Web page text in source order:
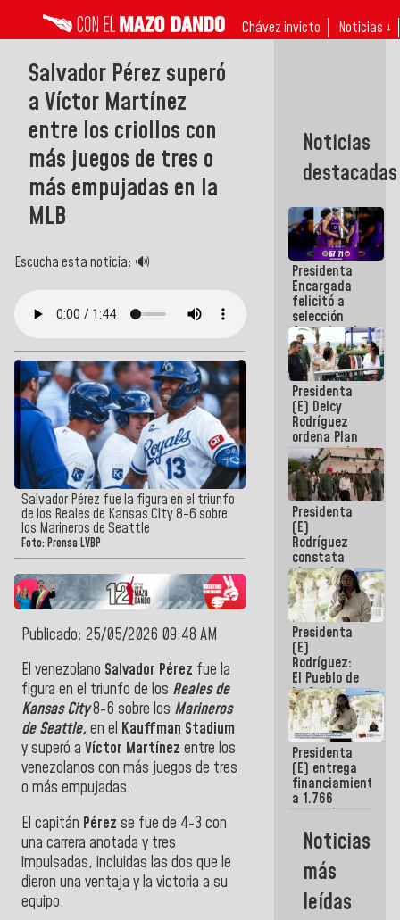
Chávez invicto Noticias ↓
Salvador Pérez superó
a Víctor Martínez
entre los criollos con
más juegos de tres o
más empujadas en la
MLB
Escucha esta noticia: 🔊
Salvador Pérez fue la figura en el triunfo
de los Reales de Kansas City 8-6 sobre
los Marineros de Seattle
Foto: Prensa LVBP
Publicado: 25/05/2026 09:48 AM
El venezolano Salvador Pérez fue la
figura en el triunfo de los Reales de
Kansas City8-6 sobre los Marineros
de Seattle, en el Kauffman Stadium
y superó a Víctor Martínez entre los
venezolanos con más juegos de tres
o más empujadas.
El capitán Pérez se fue de 4-3 con
una carrera anotada y tres
impulsadas, incluidas las dos que le
dieron una ventaja y la victoria a su
equipo.
Noticias
destacadas
Presidenta
Encargada
felicitó a
selección
femenina de
baloncesto
por su
clasificación
a la
AmeriCup
2027
Presidenta
(E) Delcy
Rodríguez
ordena Plan
maestro de
desarrollo
logístico y
turístico
para La
Guaira
Presidenta
(E)
Rodríguez
constata
obras de
rehabilitación
de Escuela
Militar de
Mamo en La
Guaira
Presidenta
(E)
Rodríguez:
El Pueblo de
La Guaira
siempre
estará
acompañada
por el
Gobierno
Nacional
Presidenta
(E) entrega
financiamientos
a 1.766
comerciantes
emprendedores
afectados
por
terremotos
Noticias
más
leídas